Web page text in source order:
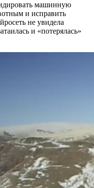
машинную
и исправить
не увидела
и «потерялась»